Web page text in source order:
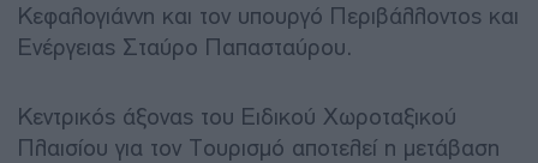
Κεφαλογιάννη και τον υπουργό Περιβάλλοντος και
Ενέργειας Σταύρο Παπασταύρου.
Κεντρικός άξονας του Ειδικού Χωροταξικού
Πλαισίου για τον Τουρισμό αποτελεί η μετάβαση